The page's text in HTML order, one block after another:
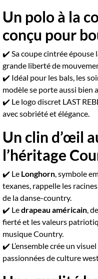
Un polo à la
conçu pour
✔️ Sa coupe cintrée
grande liberté de
✔️ Idéal pour les bals, les
modèle se porte aussi bien
✔️ Le logo discret LAST
avec sobriété et élégance.
Un clin d’œil
l’héritage
✔️ Le Longhorn, symbole
texanes, rappelle les
de la danse-country.
✔️ Ledrapeau américain,
fierté et les valeurs
musique Country.
✔️ L’ensemble crée un
passionnées de culture